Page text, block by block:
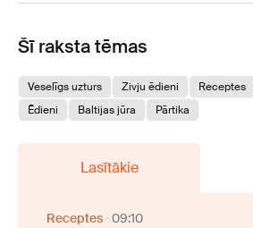
Šī raksta tēmas
Veselīgs uzturs Zivju ēdieni Receptes
Ēdieni
Baltijas jūra Pārtika
Lasītākie
Receptes 09:10